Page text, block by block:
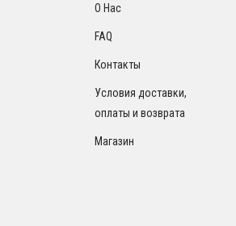
О Нас
FAQ
Контакты
Условия доставки,
оплаты и возврата
Магазин